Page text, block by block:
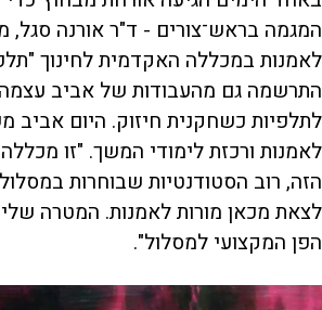
המגמה בראש־צורים - ד"ר אורנה סגל,
לאמנות במכללה האקדמית לחינוך
התרשמה גם מהעבודות של אביב
לתלפיות כשחקנית חיזוק. היום
לאמנות ורכזת לימודי המשך. "זו
הזה, רוב הסטודנטיות שבוחרות
לצאת מכאן מורות לאמנות. המטרה
הפן המקצועי למסלול".